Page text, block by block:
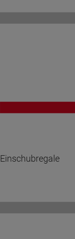
Einschubregale